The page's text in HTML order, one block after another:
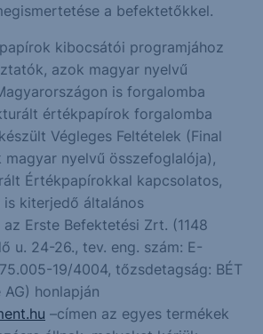
a befektetőkkel.
kibocsátói programjához
azok magyar nyelvű
is forgalomba
értékpapírok forgalomba
Végleges Feltételek (Final
magyar nyelvű összefoglalója),
Értékpapírokkal kapcsolatos,
kiterjedő általános
Erste Befektetési Zrt. (1148
u. 24-26., tev. eng. szám: E-
19/4004, tőzsdetagság: BÉT
honlapján
–címen az egyes termékek